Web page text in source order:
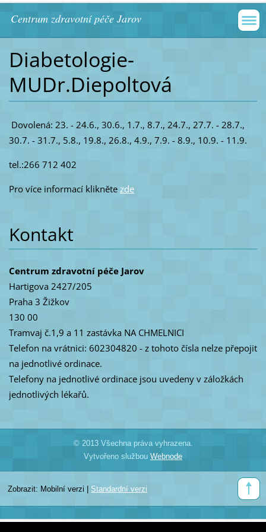
Centrum zdravotní péče Jarov
Diabetologie-
MUDr.Diepoltová
Dovolená: 23. - 24.6., 30.6., 1.7., 8.7., 24.7., 27.7. - 28.7.,
30.7. - 31.7., 5.8., 19.8., 26.8., 4.9., 7.9. - 8.9., 10.9. - 11.9.
tel.:266 712 402
Pro více informací klikněte zde
Kontakt
Centrum zdravotní péče Jarov
Hartigova 2427/205
Praha 3 Žižkov
130 00
Tramvaj č.1,9 a 11 zastávka NA CHMELNICI
Telefon na vrátnici: 602304820 - z tohoto čísla nelze přepojit
na jednotlivé ordinace.
Telefony na jednotlivé ordinace jsou uvedeny v záložkách
jednotlivých lékařů.
© 2013 Všechna práva vyhrazena.
Vytvořeno službou Webnode
Zobrazit: Mobilní verzi Standardní verzi